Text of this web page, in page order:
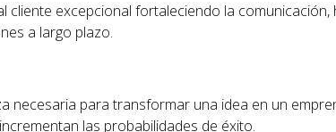
cliente excepcional fortaleciendo la
a largo plazo.
necesaria para transformar una idea en un
las probabilidades de éxito.